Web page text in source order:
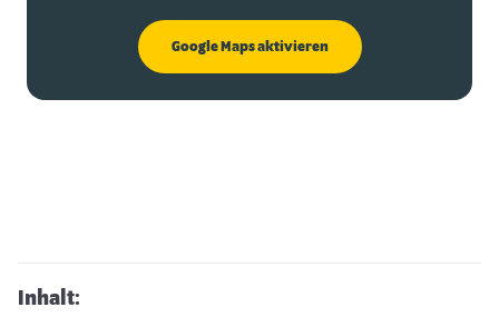
Google Maps aktivieren
Inhalt: